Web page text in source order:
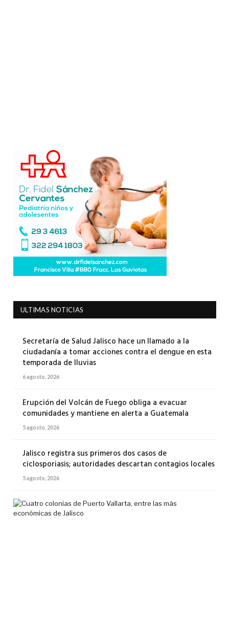
ULTIMAS NOTICIAS
Secretaría de Salud Jalisco hace un llamado a la
ciudadanía a tomar acciones contra el dengue en esta
temporada de lluvias
6 agosto, 2026
Erupción del Volcán de Fuego obliga a evacuar
comunidades y mantiene en alerta a Guatemala
5 agosto, 2026
Jalisco registra sus primeros dos casos de
ciclosporiasis; autoridades descartan contagios locales
5 agosto, 2026